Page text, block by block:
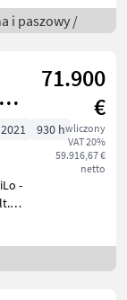
i paszowy /
71.900
€
wliczony
VAT 20%
59.916,67 €
netto
930 h
-
/